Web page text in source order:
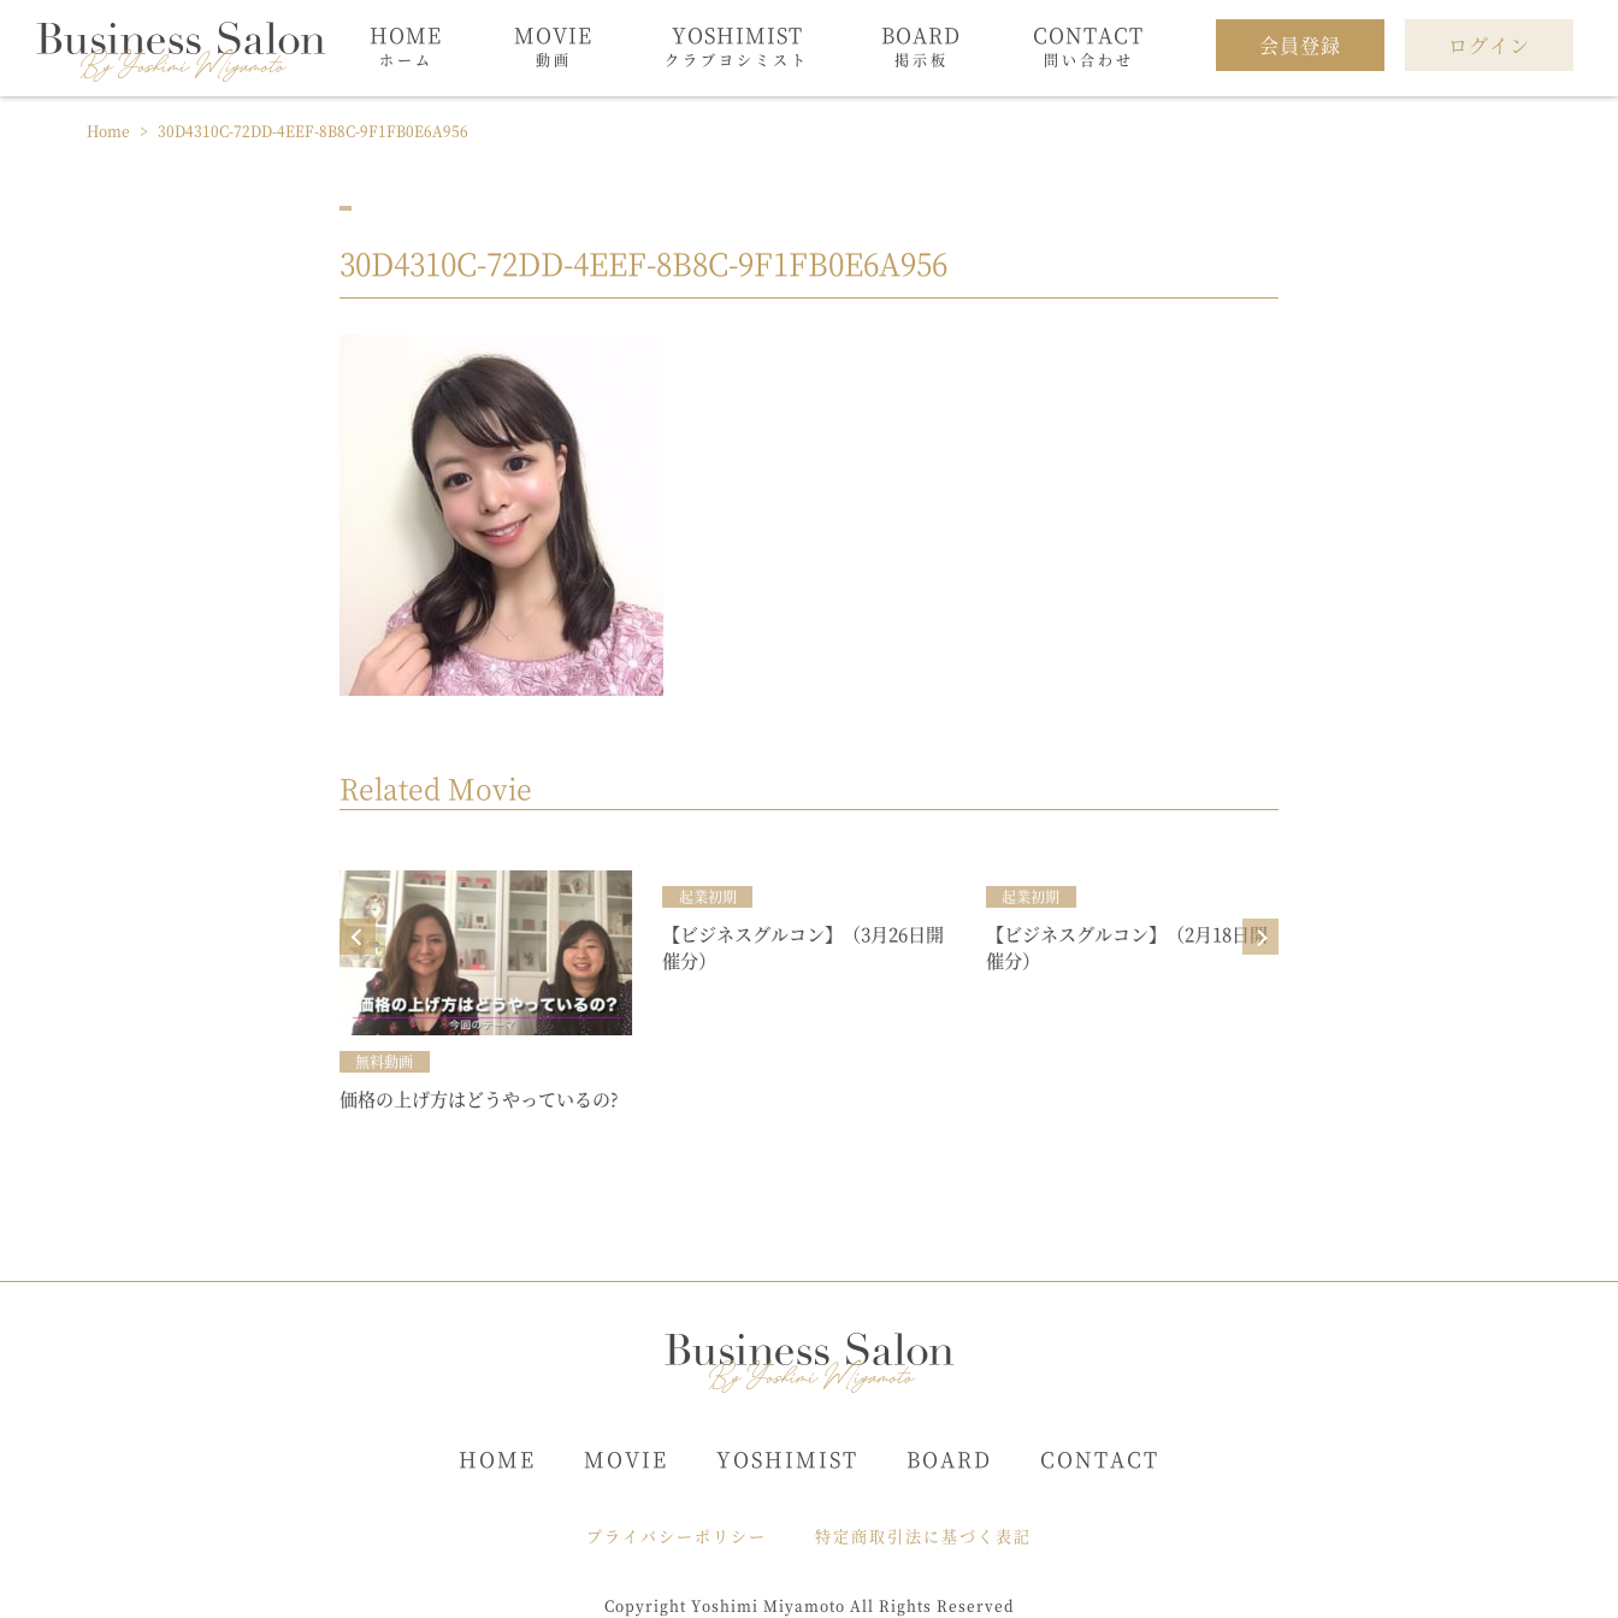
HOME
ホーム
MOVIE
動画
YOSHIMIST
クラブヨシミスト
BOARD
掲示板
CONTACT
問い合わせ
会員登録 ログイン
Home > 30D4310C-72DD-4EEF-8B8C-9F1FB0E6A956
30D4310C-72DD-4EEF-8B8C-9F1FB0E6A956
Related Movie
無料動画
価格の上げ方はどうやっているの?
起業初期
【ビジネスグルコン】（3月26日開
催分）
起業初期
【ビジネスグルコン】（2月18日開
催分）
HOME MOVIE YOSHIMIST BOARD CONTACT
プライバシーポリシー 特定商取引法に基づく表記
Copyright Yoshimi Miyamoto All Rights Reserved